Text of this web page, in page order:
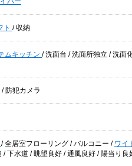
ト /収納
ムキッチン /洗面台 /洗面所独立 /洗面
/ 防犯カメラ
/全居室フローリング /バルコニー / ワイ
/下水道 / 眺望良好 /通風良好 / 陽当り良